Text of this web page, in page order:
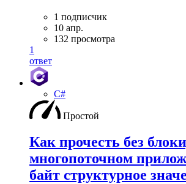
1 подписчик
10 апр.
132 просмотра
1
ответ
C#
Простой
Как прочесть без
многопоточном
байт структурное